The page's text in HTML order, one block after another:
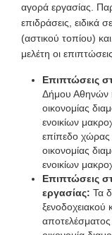
αγορά εργασίας.
επιδράσεις, ειδικά
(αστικού τοπίου)
μελέτη οι
Επιπτώσεις
Δήμου Αθηνών
οικονομίας
ενοικίων
επίπεδο χώρας
οικονομίας
ενοικίων
Επιπτώσεις
εργασίας: Τα
ξενοδοχειακού